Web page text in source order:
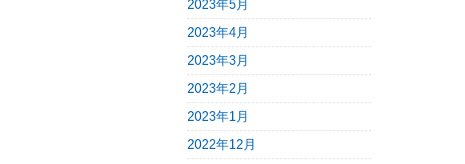
2023年5月
2023年4月
2023年3月
2023年2月
2023年1月
2022年12月